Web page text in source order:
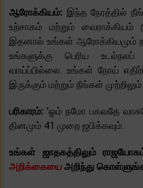
ஆரோக்கியம்: இந்த நேரத்தில்
உற்சாகம் மற்றும் வைராக்கியம்
இதனால் உங்கள் ஆரோக்கியமும்
உங்களுக்கு பெரிய
வாய்ப்பில்லை. உங்கள் நோய்
இருக்கும் மற்றும் நீங்கள்
பரிகாரம்: 'ஓம் நமோ பகவதே
தினமும் 41 முறை ஜபிக்கவும்.
உங்கள் ஜாதகத்திலும்
அறிக்கையை அறிந்து